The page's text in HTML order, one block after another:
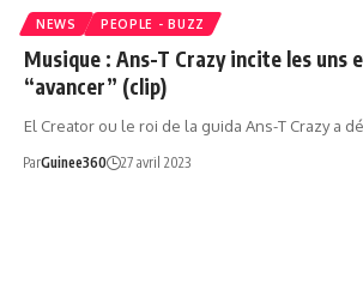
NEWS PEOPLE - BUZZ
Musique : Ans-T Crazy incite les uns
“avancer” (clip)
El Creator ou le roi de la guida Ans-T Crazy a
ParGuinee360 27 avril 2023